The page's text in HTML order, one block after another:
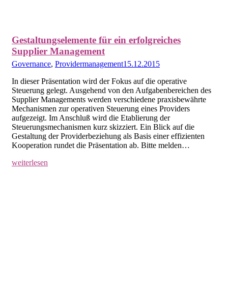
Gestaltungselemente für ein erfolgreiches
Supplier Management
Governance, Providermanagement15.12.2015
In dieser Präsentation wird der Fokus auf die operative
Steuerung gelegt. Ausgehend von den Aufgabenbereichen des
Supplier Managements werden verschiedene praxisbewährte
Mechanismen zur operativen Steuerung eines Providers
aufgezeigt. Im Anschluß wird die Etablierung der
Steuerungsmechanismen kurz skizziert. Ein Blick auf die
Gestaltung der Providerbeziehung als Basis einer effizienten
Kooperation rundet die Präsentation ab. Bitte melden…
weiterlesen